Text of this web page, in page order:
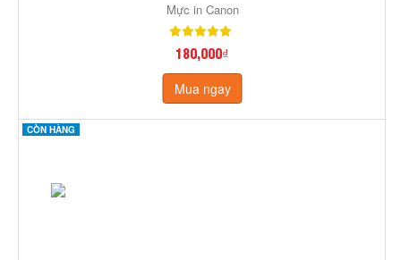
Mực in Canon
180,000₫
Mua ngay
CÒN HÀNG